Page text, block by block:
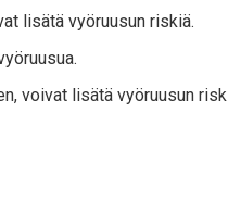
lisätä vyöruusun riskiä.
voivat lisätä vyöruusun